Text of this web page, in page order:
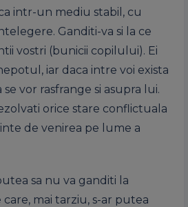
intr-un mediu stabil, cu
Ganditi-va si la ce
vostri (bunicii copilului). Ei
iar daca intre voi exista
vor rasfrange si asupra lui.
orice stare conflictuala
de venirea pe lume a
sa nu va ganditi la
mai tarziu, s-ar putea